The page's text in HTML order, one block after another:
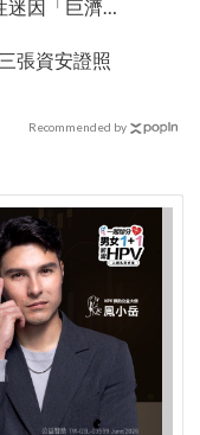
因「巨濟呀
張資安證照
Recommended by